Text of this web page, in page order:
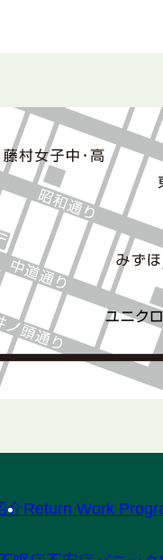
介Return Work